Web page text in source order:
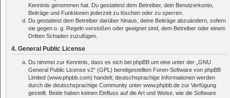
Kenntnis genommen hat. Du gestattest dem Betreiber, dein Benutzerkonto,
Beiträge und Funktionen jederzeit zu löschen oder zu sperren.
Du gestattest dem Betreiber darüber hinaus, deine Beiträge abzuändern, sofern
sie gegen o. g. Regeln verstoßen oder geeignet sind, dem Betreiber oder einem
Dritten Schaden zuzufügen.
4. General Public License
Du nimmst zur Kenntnis, dass es sich bei phpBB um eine unter der „ GNU
General Public License v2“ (GPL) bereitgestellten Foren-Software von phpBB
Limited (www.phpbb.com) handelt; deutschsprachige Informationen werden
durch die deutschsprachige Community unter www.phpbb.de zur Verfügung
gestellt. Beide haben keinen Einfluss auf die Art und Weise, wie die Software